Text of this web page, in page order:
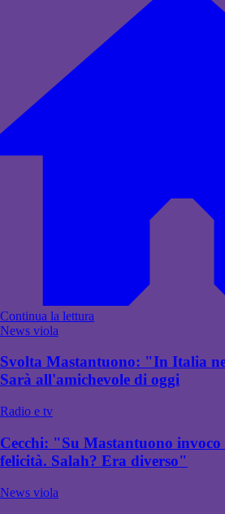
Continua la lettura
News viola
Svolta Mastantuono: "In Italia
Sarà all'amichevole di oggi
Radio e tv
Cecchi: "Su Mastantuono
felicità. Salah? Era diverso"
News viola